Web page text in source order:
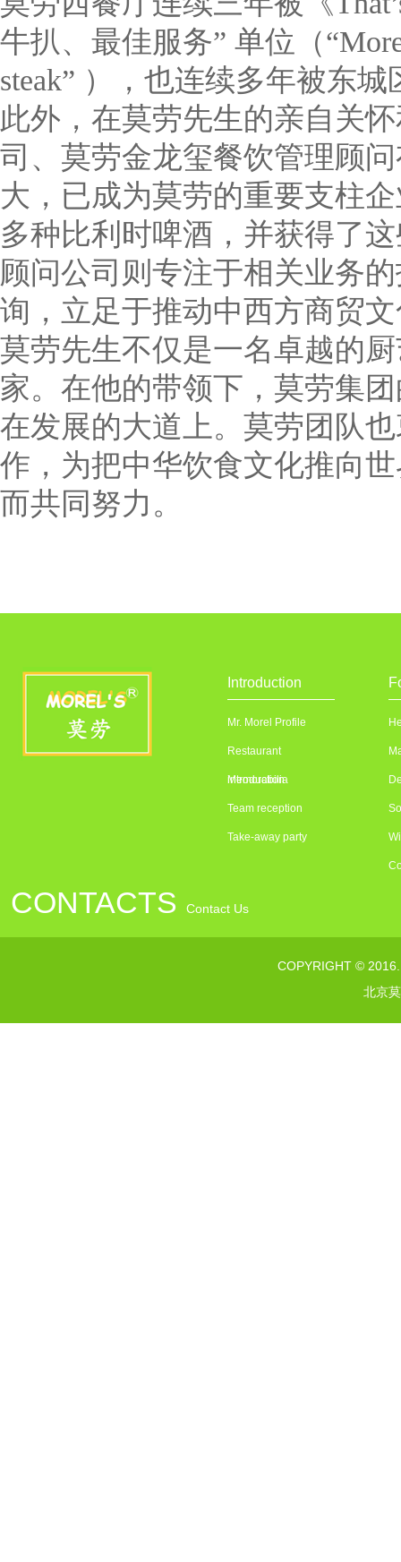
牛扒、最佳服务” 单位（
steak” ），也连续多年被东
此外，在莫劳先生的亲自关
司、莫劳金龙玺餐饮管理顾
大，已成为莫劳的重要支柱
多种比利时啤酒，并获得了
顾问公司则专注于相关业务
询，立足于推动中西方商贸
莫劳先生不仅是一名卓越的
家。在他的带领下，莫劳集
在发展的大道上。莫劳团队
作，为把中华饮食文化推向
而共同努力。
Introduction
Mr. Morel Profile
Restaurant
introduction
Memorabilia
Team reception
Take-away party
CONTACTS Contact Us
COPYRIGHT ©
北京